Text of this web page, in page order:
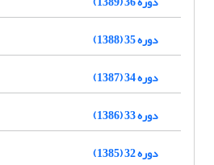
دوره 35 (1388)
دوره 34 (1387)
دوره 33 (1386)
دوره 32 (1385)